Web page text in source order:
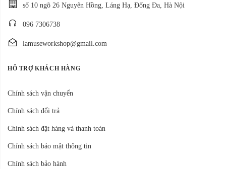
số 10 ngõ 26 Nguyên Hồng, Láng Hạ, Đống Đa, Hà Nội
096 7306738
lamuseworkshop@gmail.com
HỖ TRỢ KHÁCH HÀNG
Chính sách vận chuyển
Chính sách đổi trả
Chính sách đặt hàng và thanh toán
Chính sách bảo mật thông tin
Chính sách bảo hành